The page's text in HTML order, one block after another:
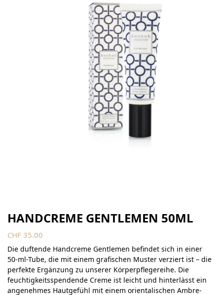
HANDCREME GENTLEMEN 50ML
CHF 35.00
Die duftende Handcreme Gentlemen befindet sich in einer
50-ml-Tube, die mit einem grafischen Muster verziert ist – die
perfekte Ergänzung zu unserer Körperpflegereihe. Die
feuchtigkeitsspendende Creme ist leicht und hinterlässt ein
angenehmes Hautgefühl mit einem orientalischen Ambre-